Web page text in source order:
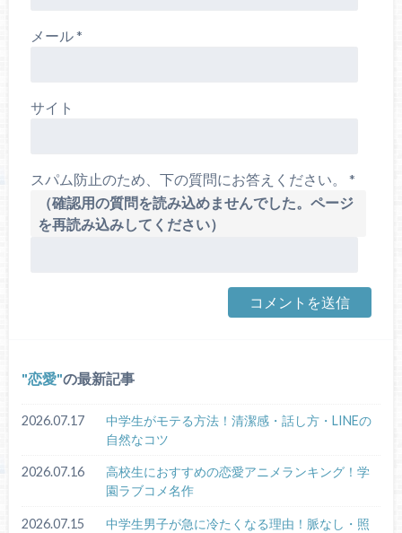
メール*
サイト
スパム防止のため、下の質問にお答えください。 *
（確認用の質問を読み込めませんでした。ページ
を再読み込みしてください）
恋愛 の最新記事
2026.07.17
中学生がモテる方法！清潔感・話し方・LINEの
自然なコツ
2026.07.16
高校生におすすめの恋愛アニメランキング！学
園ラブコメ名作
2026.07.15
中学生男子が急に冷たくなる理由！脈なし・照